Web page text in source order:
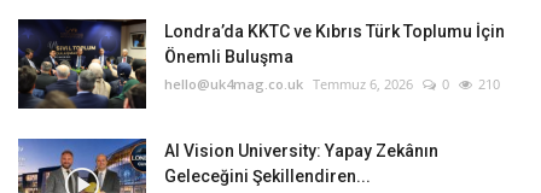
Londra’da KKTC ve Kıbrıs Türk Toplumu İçin
Önemli Buluşma
hello@uk4mag.co.uk Temmuz 6, 2026 0 210
AI Vision University: Yapay Zekânın
Geleceğini Şekillendiren...